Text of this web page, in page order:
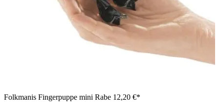
Folkmanis Fingerpuppe mini Rabe 12,20 €*